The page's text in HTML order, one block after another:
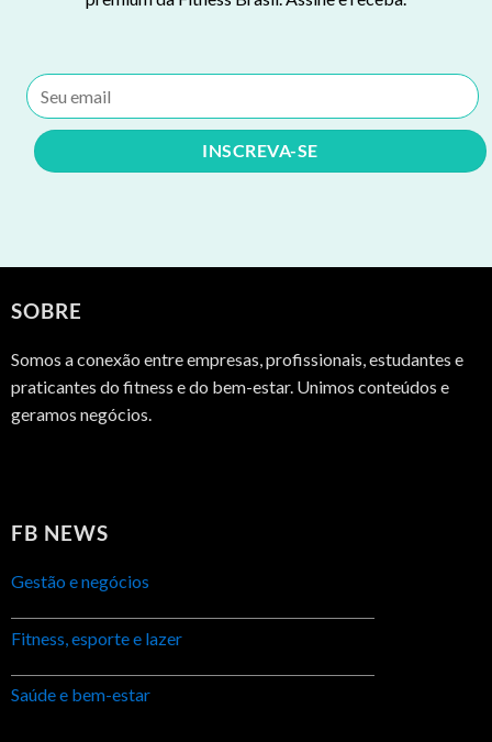
SOBRE
Somos a conexão entre empresas, profissionais, estudantes e
praticantes do fitness e do bem-estar. Unimos conteúdos e
geramos negócios.
FB NEWS
Gestão e negócios
Fitness, esporte e lazer
Saúde e bem-estar